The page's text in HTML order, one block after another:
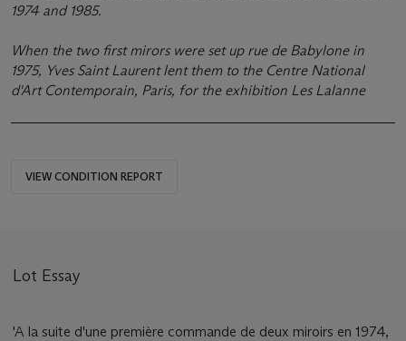
1974 and 1985.
When the two first mirors were set up rue de Babylone in
1975, Yves Saint Laurent lent them to the Centre National
d'Art Contemporain, Paris, for the exhibition Les Lalanne
VIEW CONDITION REPORT
Lot Essay
'A la suite d'une première commande de deux miroirs en 1974,